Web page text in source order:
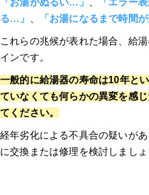
「お湯がぬるい…」 「エラー
る…」
「お湯になるまで時間
これらの兆候が表れた場合、給
インです。
一般的に給湯器の寿命は10年と
ていなくても何らかの異変を感
てください。
経年劣化による不具合の疑いが
に交換または修理を検討しましょ